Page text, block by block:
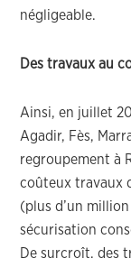
négligeable.
Des travaux au
Ainsi, en juillet
Agadir, Fès,
regroupement à
coûteux travaux
(plus d’un
sécurisation
De surcroît, des